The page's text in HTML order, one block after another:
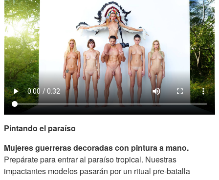
Pintando el paraíso
Mujeres guerreras decoradas con pintura a mano.
Prepárate para entrar al paraíso tropical. Nuestras
impactantes modelos pasarán por un ritual pre-batalla